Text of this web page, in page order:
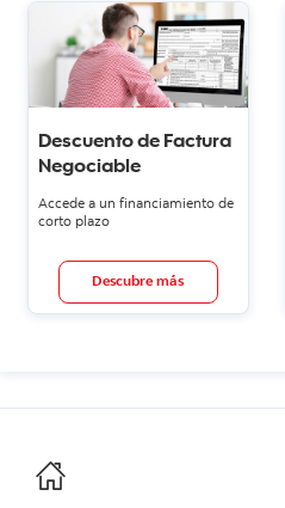
Descuento de Factura
Negociable
Accede a un financiamiento de
corto plazo
Descubre más